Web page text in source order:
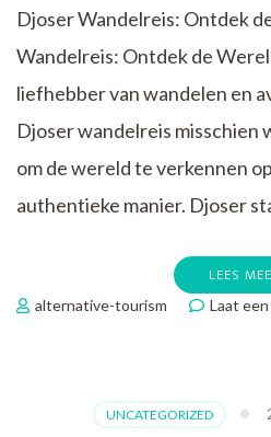
Djoser Wandelreis: Ontdek
Wandelreis: Ontdek de
liefhebber van wandelen en
Djoser wandelreis misschien
om de wereld te verkennen
authentieke manier. Djoser
LEES
alternative-tourism Laat
UNCATEGORIZED